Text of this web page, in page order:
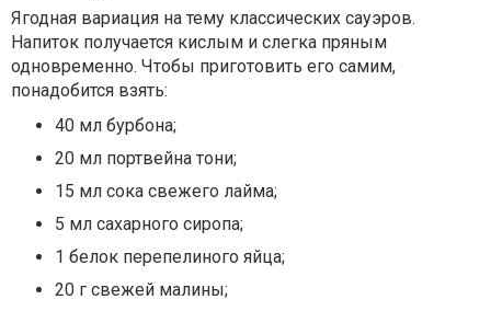
Ягодная вариация на тему классических сауэров.
Напиток получается кислым и слегка пряным
одновременно. Чтобы приготовить его самим,
понадобится взять:
40 мл бурбона;
20 мл портвейна тони;
15 мл сока свежего лайма;
5 мл сахарного сиропа;
1 белок перепелиного яйца;
20 г свежей малины;